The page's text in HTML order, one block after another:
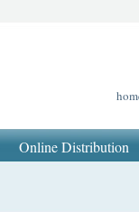
Online Distribution